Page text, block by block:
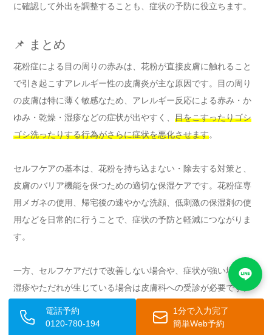
に確認して外出を調整することも、症状の予防に役立ちます。
📌 まとめ
花粉症による目の周りの赤みは、花粉が直接皮膚に触れること
で引き起こすアレルギー性の皮膚炎が主な原因です。目の周り
の皮膚は特に薄く敏感なため、アレルギー反応による赤み・か
ゆみ・乾燥・湿疹などの症状が出やすく、 目をこすったりゴシ
ゴシ洗ったりする行為がさらに症状を悪化させます。
セルフケアの基本は、花粉を持ち込まない・除去する対策と、
皮膚のバリア機能を保つための適切な保湿ケアです。花粉症専
用メガネの使用、帰宅後の速やかな洗顔、低刺激の保湿剤の使
用などを日常的に行うことで、症状の予防と軽減につながりま
す。
一方、セルフケアだけで改善しない場合や、症状が強い場合、
湿疹やただれが生じている場合は皮膚科への受診が必要です。
皮膚科では 外用ステロイド薬やタクロリムス軟膏、内服抗アレ
ルギー薬などを用いた適切な治療
が受けられます。また、症状
電話予約
0120-780-194
1分で入力完了
簡単Web予約